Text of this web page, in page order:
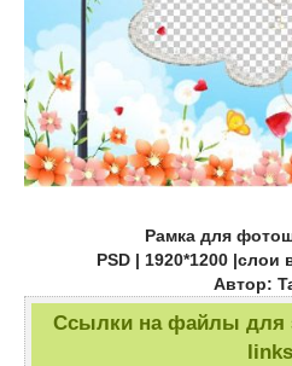
Рамка для
PSD | 1920*1200 |слои
Автор:
Ссылки на файлы для
links